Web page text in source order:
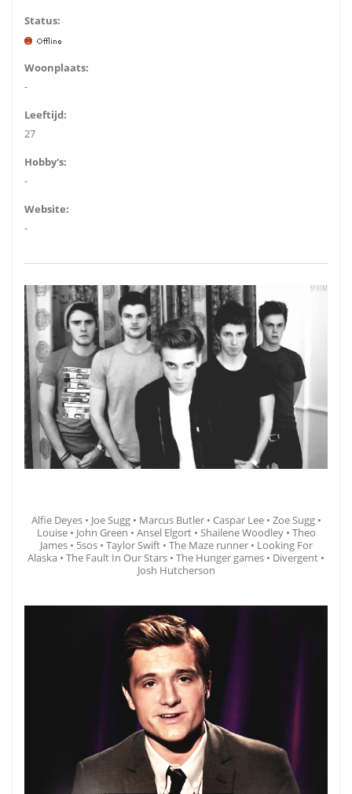
Status:
Woonplaats:
-
Leeftijd:
27
Hobby's:
-
Website:
-
Alfie Deyes • Joe Sugg • Marcus Butler • Caspar Lee • Zoe Sugg •
Louise • John Green • Ansel Elgort • Shailene Woodley • Theo
James • 5sos • Taylor Swift • The Maze runner • Looking For
Alaska • The Fault In Our Stars • The Hunger games • Divergent •
Josh Hutcherson